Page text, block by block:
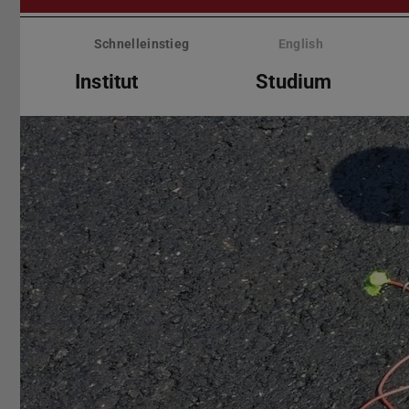
Menü
überspringenSchnelleinstieg English
Institut Studium